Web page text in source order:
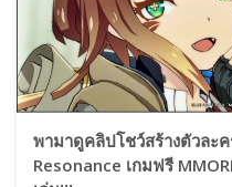
พามาดูคลิปโชว์สร้างตัวละ
Resonance เกมฟรี